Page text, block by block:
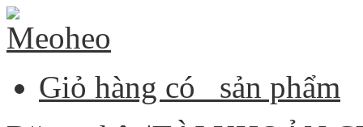
Giỏ hàng có
sản phẩm